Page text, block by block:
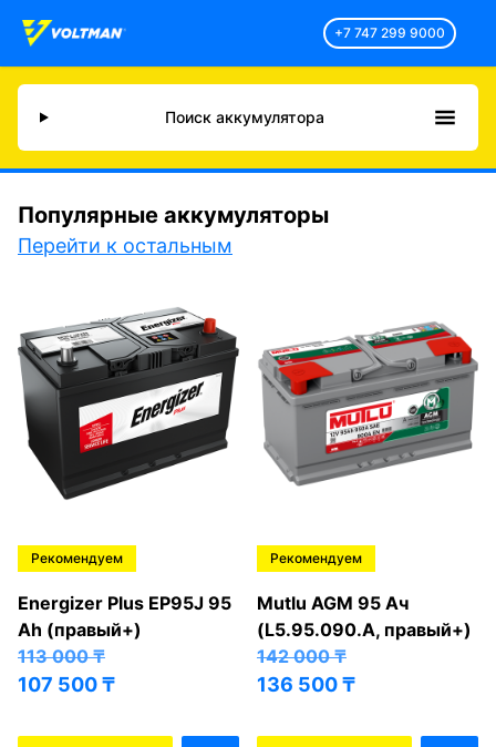
+7 747 299 9000
Поиск аккумулятора
Популярные аккумуляторы
Перейти к остальным
Рекомендуем
Energizer Plus EP95J 95
Ah (правый+)
113 000₸
107 500₸
Рекомендуем
Mutlu AGM 95 Ач
(L5.95.090.A, правый+)
142 000₸
136 500₸